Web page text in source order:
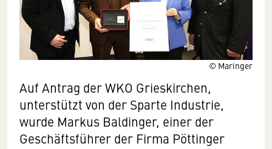
© Maringer
Auf Antrag der WKO Grieskirchen,
unterstützt von der Sparte Industrie,
wurde Markus Baldinger, einer der
Geschäftsführer der Firma Pöttinger